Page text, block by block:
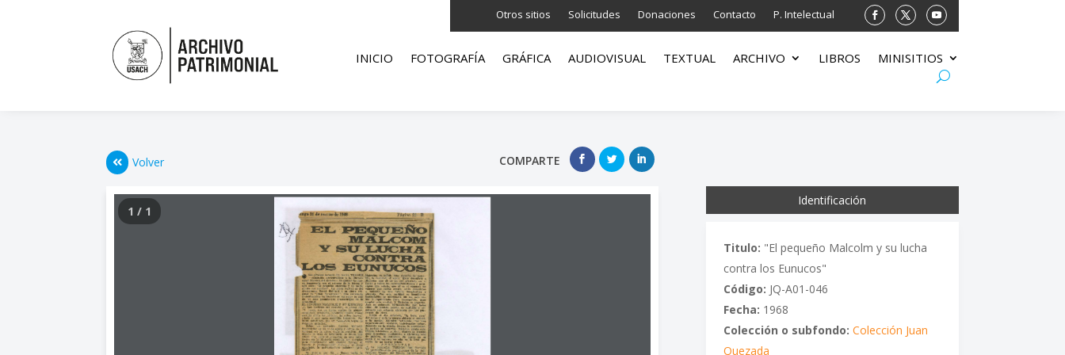
Otros sitios Solicitudes Donaciones Contacto P. Intelectual
INICIO FOTOGRAFÍA GRÁFICA AUDIOVISUAL TEXTUAL ARCHIVO LIBROS MINISITIOS
Volver COMPARTE
1 / 1
Identificación
Titulo: "El pequeño Malcolm y su lucha
contra los Eunucos"
Código: JQ-A01-046
Fecha: 1968
Colección o subfondo: Colección Juan
Quezada